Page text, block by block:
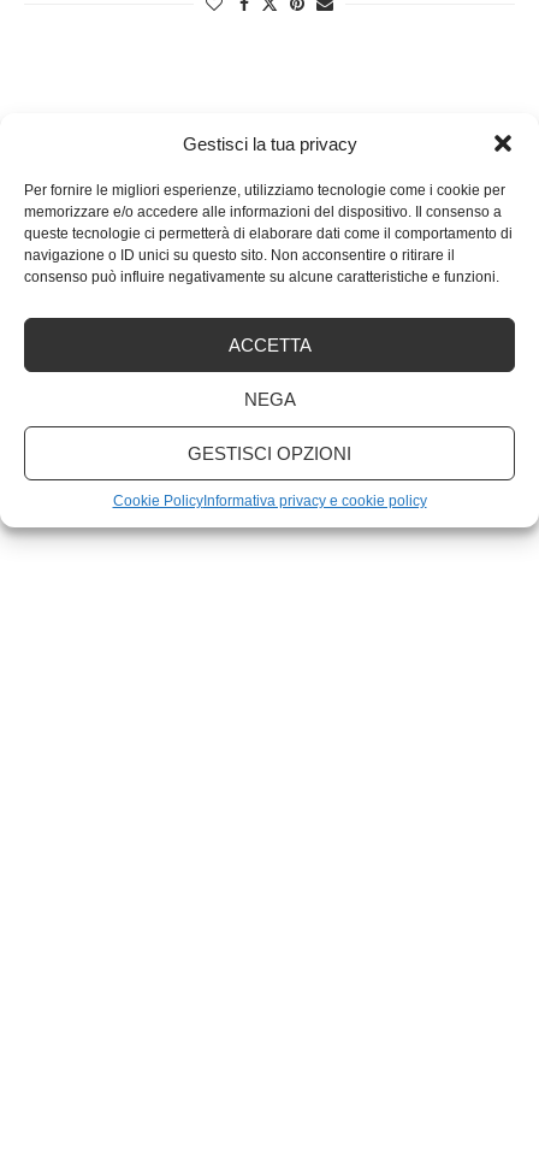
Gestisci la tua privacy
Per fornire le migliori esperienze, utilizziamo tecnologie come i cookie per
memorizzare e/o accedere alle informazioni del dispositivo. Il consenso a
queste tecnologie ci permetterà di elaborare dati come il comportamento di
navigazione o ID unici su questo sito. Non acconsentire o ritirare il
consenso può influire negativamente su alcune caratteristiche e funzioni.
ACCETTA
NEGA
GESTISCI OPZIONI
Cookie PolicyInformativa privacy e cookie policy
Quali sono le migliori marche di PC portatili?
Non accontentarti! Come ottenere di più dall’email